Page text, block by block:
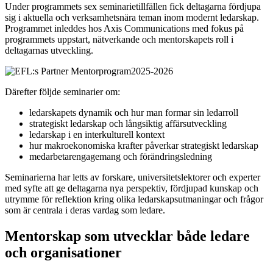
Under programmets sex seminarietillfällen fick deltagarna fördjupa
sig i aktuella och verksamhetsnära teman inom modernt ledarskap.
Programmet inleddes hos Axis Communications med fokus på
programmets uppstart, nätverkande och mentorskapets roll i
deltagarnas utveckling.
Därefter följde seminarier om:
ledarskapets dynamik och hur man formar sin ledarroll
strategiskt ledarskap och långsiktig affärsutveckling
ledarskap i en interkulturell kontext
hur makroekonomiska krafter påverkar strategiskt ledarskap
medarbetarengagemang och förändringsledning
Seminarierna har letts av forskare, universitetslektorer och experter
med syfte att ge deltagarna nya perspektiv, fördjupad kunskap och
utrymme för reflektion kring olika ledarskapsutmaningar och frågor
som är centrala i deras vardag som ledare.
Mentorskap som utvecklar både ledare
och organisationer